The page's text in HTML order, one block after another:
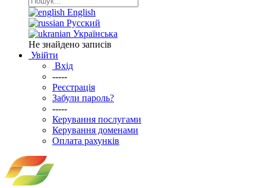
English
Русский
Українська
Не знайдено записів
Увійти
Вхід
-----
Реєстрація
Забули пароль?
-----
Керування послугами
Керування доменами
Оплата рахунків